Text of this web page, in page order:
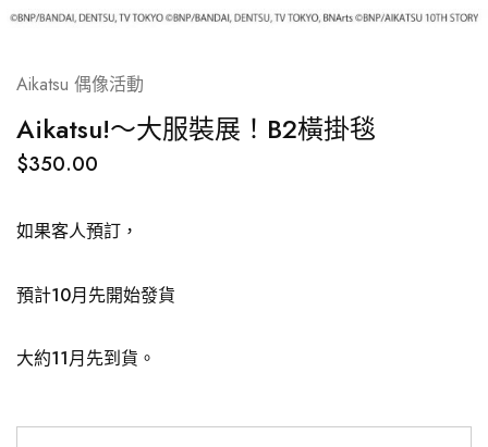
Aikatsu 偶像活動
Aikatsu!～大服裝展！B2橫掛毯
$350.00
如果客人預訂，
預計10月先開始發貨
大約11月先到貨。